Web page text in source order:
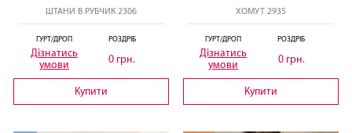
ШТАНИ В РУБЧИК 2306
ГУРТ/ДРОП
Дізнатись
умови
РОЗДРІБ
0 грн.
Купити
ХОМУТ 2935
ГУРТ/ДРОП
Дізнатись
умови
РОЗДРІБ
0 грн.
Купити